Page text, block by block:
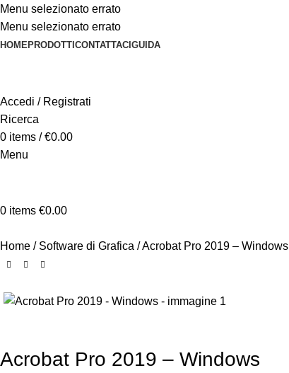
Menu selezionato errato
Menu selezionato errato
HOMEPRODOTTI CONTATTACI GUIDA
Accedi / Registrati
Ricerca
0 items / €0.00
Menu
0 items €0.00
Home Software di Grafica Acrobat Pro 2019 – Windows
Acrobat Pro 2019 – Windows